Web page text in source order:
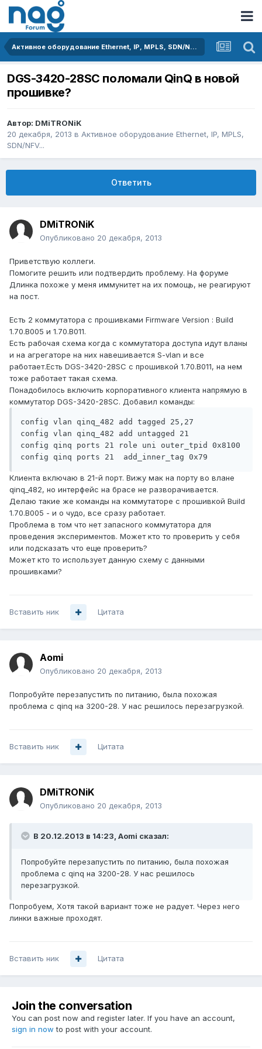
Активное оборудование Ethernet, IP, MPLS, SDN/NFV...
DGS-3420-28SC поломали QinQ в новой
прошивке?
Автор: DMiTRONiK
20 декабря, 2013 в Активное оборудование Ethernet, IP, MPLS,
SDN/NFV...
Ответить
DMiTRONiK
Опубликовано 20 декабря, 2013
Приветствую коллеги.
Помогите решить или подтвердить проблему. На форуме
Длинка похоже у меня иммунитет на их помощь, не реагируют
на пост.
Есть 2 коммутатора с прошивками Firmware Version : Build
1.70.B005 и 1.70.B011.
Есть рабочая схема когда с коммутатора доступа идут вланы
и на агрегаторе на них навешивается S-vlan и все
работает.Есть DGS-3420-28SC с прошивкой 1.70.B011, на нем
тоже работает такая схема.
Понадобилось включить корпоративного клиента напрямую в
коммутатор DGS-3420-28SC. Добавил команды:
config vlan qinq_482 add tagged 25,27
config vlan qinq_482 add untagged 21
config qinq ports 21 role uni outer_tpid 0x8100
config qinq ports 21  add_inner_tag 0x79
Клиента включаю в 21-й порт. Вижу мак на порту во влане
qinq_482, но интерфейс на брасе не разворачивается.
Делаю такие же команды на коммутаторе с прошивкой Build
1.70.B005 - и о чудо, все сразу работает.
Проблема в том что нет запасного коммутатора для
проведения экспериментов. Может кто то проверить у себя
или подсказать что еще проверить?
Может кто то использует данную схему с данными
прошивками?
Вставить ник Цитата
Aomi
Опубликовано 20 декабря, 2013
Попробуйте перезапустить по питанию, была похожая
проблема с qinq на 3200-28. У нас решилось перезагрузкой.
Вставить ник Цитата
DMiTRONiK
Опубликовано 20 декабря, 2013
В 20.12.2013 в 14:23, Aomi сказал:
Попробуйте перезапустить по питанию, была похожая
проблема с qinq на 3200-28. У нас решилось
перезагрузкой.
Попробуем, Хотя такой вариант тоже не радует. Через него
линки важные проходят.
Вставить ник Цитата
Join the conversation
You can post now and register later. If you have an account,
sign in now to post with your account.